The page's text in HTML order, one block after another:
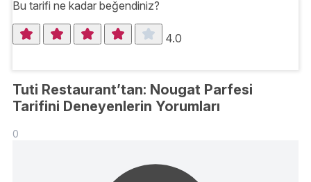
Bu tarifi ne kadar beğendiniz?
4.0
Tuti Restaurant’tan: Nougat Parfesi
Tarifini Deneyenlerin Yorumları
0